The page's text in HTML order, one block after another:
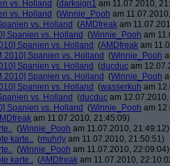
vs. Holland (darksign1 am 11.07.2010,
vs. Holland (Winnie_Pooh am
vs. Holland (AMDfreak am
Spanien vs. Holland (Winnie_Pooh am
Spanien vs. Holland (AMDfreak am
2010] Spanien vs. Holland (Winnie_Pooh
Spanien vs. Holland (ducduc am
2010] Spanien vs. Holland (Winnie_Pooh
Spanien vs. Holland (wasserkuh am
vs. Holland (ducduc am
Spanien vs. Holland (Winnie_Pooh am
am 11.07.2010, 21:45:09)
(Winnie_Pooh am 11.07.2010, 21:49:12)
karte.. (muhrly am 11.07.2010, 21:50:51)
(Winnie_Pooh am 11.07.2010, 22:09:04)
karte.. (AMDfreak am 11.07.2010,